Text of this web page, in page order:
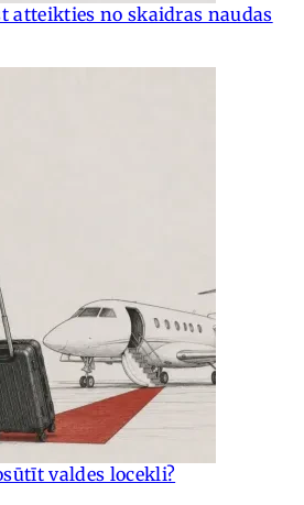
atteikties no skaidras naudas
valdes locekli?